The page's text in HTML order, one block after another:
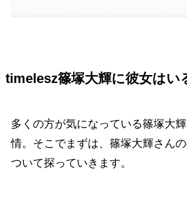
timelesz篠塚大輝に彼女はい
多くの方が気になっている篠塚大
情。そこでまずは、篠塚大輝さん
ついて探っていきます。